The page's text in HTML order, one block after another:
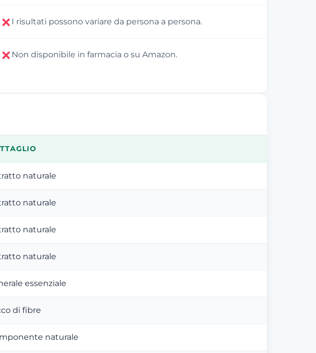
I risultati possono variare da persona a persona.
Non disponibile in farmacia o su Amazon.
naturale
naturale
naturale
naturale
essenziale
di fibre
naturale